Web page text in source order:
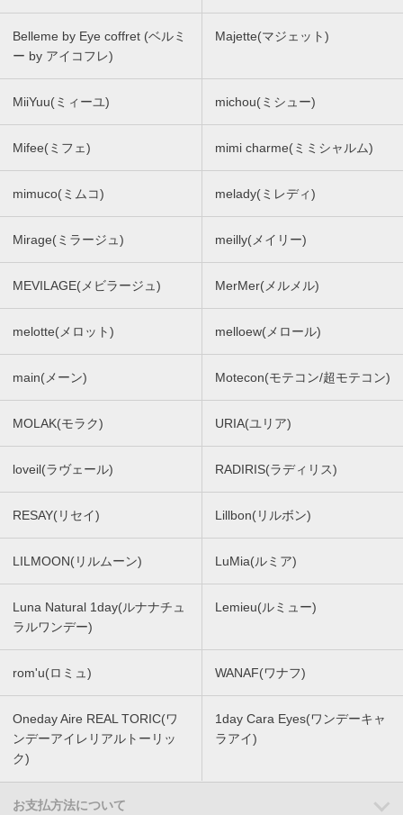
Belleme by Eye coffret (ベルミ
ー by アイコフレ)
Majette(マジェット)
MiiYuu(ミィーユ) michou(ミシュー)
Mifee(ミフェ) mimi charme(ミミシャルム)
mimuco(ミムコ) melady(ミレディ)
Mirage(ミラージュ) meilly(メイリー)
MEVILAGE(メビラージュ) MerMer(メルメル)
melotte(メロット) melloew(メロール)
main(メーン) Motecon(モテコン/超モテコン)
MOLAK(モラク) URIA(ユリア)
loveil(ラヴェール) RADIRIS(ラディリス)
RESAY(リセイ) Lillbon(リルボン)
LILMOON(リルムーン) LuMia(ルミア)
Luna Natural 1day(ルナナチュ
ラルワンデー)
Lemieu(ルミュー)
rom'u(ロミュ) WANAF(ワナフ)
Oneday Aire REAL TORIC(ワ
ンデーアイレリアルトーリッ
ク)
1day Cara Eyes(ワンデーキャ
ラアイ)
お支払方法について